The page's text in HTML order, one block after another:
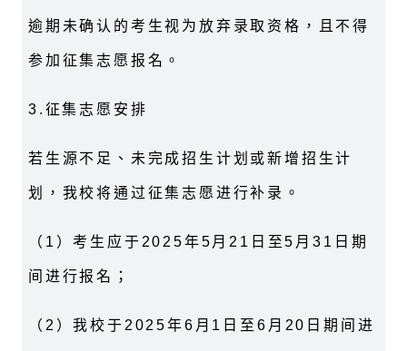
逾期未确认的考生视为放弃录取资格，且不得
参加征集志愿报名。
3. 征集志愿安排
若生源不足、未完成招生计划或新增招生计
划，我校将通过征集志愿进行补录。
（ 1 ）考生应于 2025年5 月 21 日至5 月31 日期
间进行报名；
（ 2 ）我校于 2025年6 月 1 日至 6 月 20 日期间进